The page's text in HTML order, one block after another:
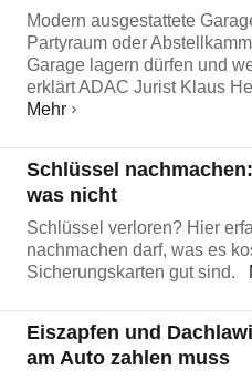
Modern ausgestattete
Partyraum oder
Garage lagern dürfen und
erklärt ADAC Jurist Klaus
Mehr
Schlüssel
was nicht
Schlüssel verloren? Hier
nachmachen darf, was es
Sicherungskarten gut sind.
Eiszapfen und
am Auto zahlen muss